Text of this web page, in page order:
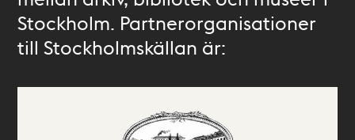
Stockholm. Partnerorganisationer
till Stockholmskällan är: